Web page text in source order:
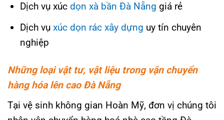
Dịch vụ xúcdọn xà bần Đà Nẵng giá rẻ
Dịch vụxúc dọn rác xây dựng uy tín chuyên
nghiệp
Những loại vật tư, vật liệu trong vận chuyển
hàng hóa lên cao Đà Nẵng
Tại vệ sinh không gian Hoàn Mỹ, đơn vị chúng tôi